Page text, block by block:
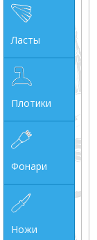
Ласты
Плотики
Фонари
Ножи